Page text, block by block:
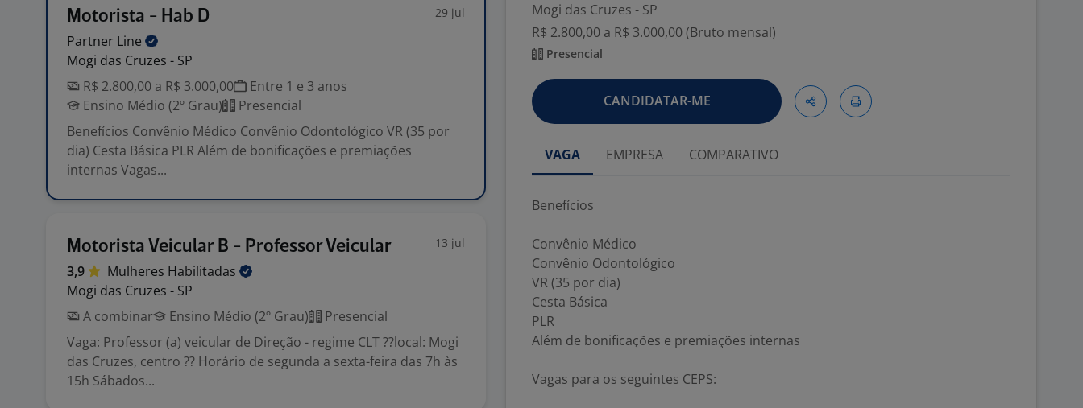
Motorista - Hab D 29 jul
Partner Line
Mogi das Cruzes - SP
R$ 2.800,00 a R$ 3.000,00
Entre 1 e 3 anos
Ensino Médio (2º Grau)
Presencial
Benefícios Convênio Médico Convênio Odontológico VR (35 por
dia) Cesta Básica PLR Além de bonificações e premiações
internas Vagas...
Motorista Veicular B - Professor Veicular 13 jul
3,9 Mulheres Habilitadas
Mogi das Cruzes - SP
A combinar
Ensino Médio (2º Grau)
Presencial
Vaga: Professor (a) veicular de Direção - regime CLT ??local: Mogi
das Cruzes, centro ?? Horário de segunda a sexta-feira das 7h às
15h Sábados...
Mogi das Cruzes - SP
R$ 2.800,00 a R$ 3.000,00 (Bruto mensal)
Presencial
CANDIDATAR-ME
VAGA EMPRESA COMPARATIVO
Benefícios
Convênio Médico
Convênio Odontológico
VR (35 por dia)
Cesta Básica
PLR
Além de bonificações e premiações internas
Vagas para os seguintes CEPS: